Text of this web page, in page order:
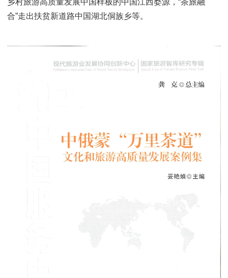
合”走出扶贫新道路中国湖北侗族乡等。